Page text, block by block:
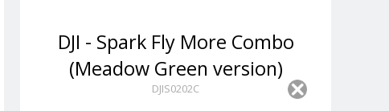
DJI - Spark Fly More Combo
(Meadow Green version)
DJIS0202C